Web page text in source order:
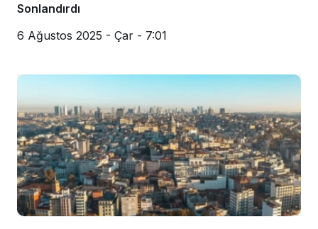
Sonlandırdı
6 Ağustos 2025 - Çar - 7:01